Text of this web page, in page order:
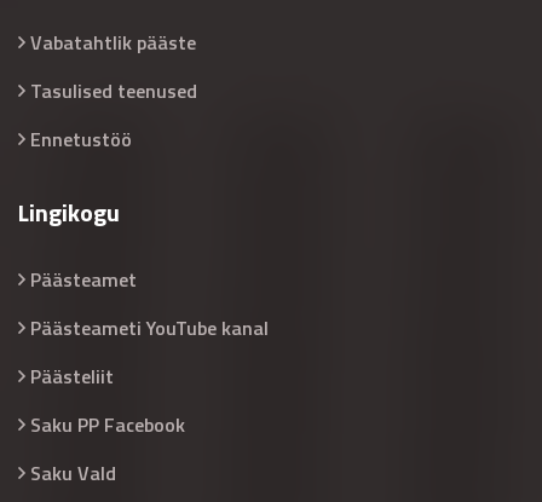
Vabatahtlik pääste
Tasulised teenused
Ennetustöö
Lingikogu
Päästeamet
Päästeameti YouTube kanal
Päästeliit
Saku PP Facebook
Saku Vald